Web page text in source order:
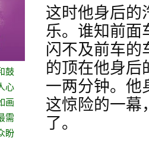
鼓
心
画
需
盼
这时他身后的
乐。谁知前面
闪不及前车的
的顶在他身后
一两分钟。他
这惊险的一幕
了。